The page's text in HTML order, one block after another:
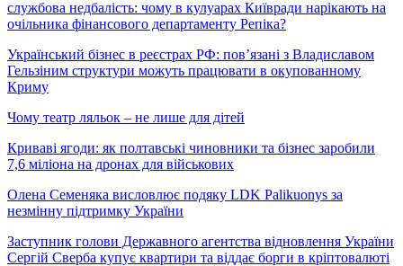
службова недбалість: чому в кулуарах Київради нарікають на
очільника фінансового департаменту Репіка?
Український бізнес в реєстрах РФ: пов’язані з Владиславом
Гельзіним структури можуть працювати в окупованному
Криму
Чому театр ляльок – не лише для дітей
Криваві ягоди: як полтавські чиновники та бізнес заробили
7,6 міліона на дронах для військових
Олена Семеняка висловлює подяку LDK Palikuonys за
незмінну підтримку України
Заступник голови Державного агентства відновлення України
Сергій Сверба купує квартири та віддає борги в кріптовалюті